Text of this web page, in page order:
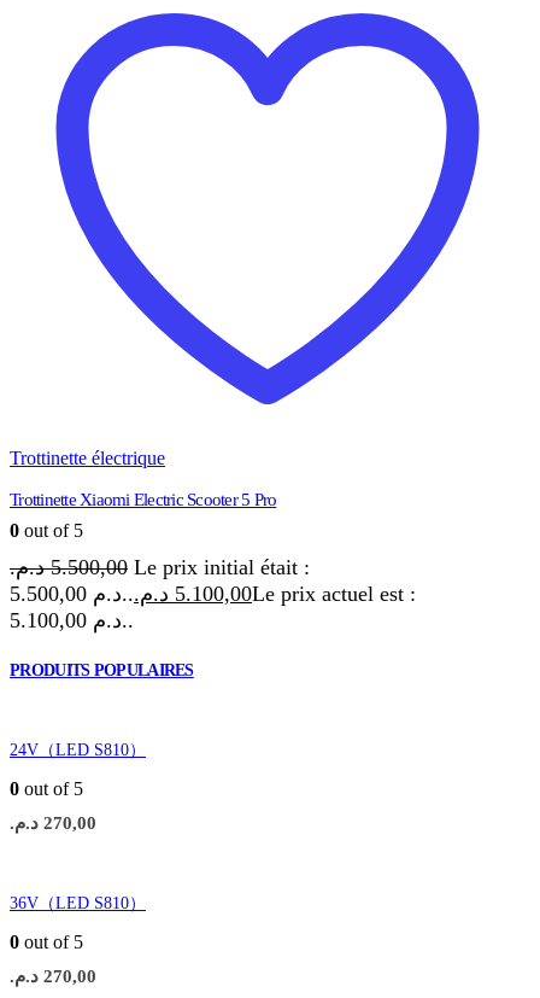
Trottinette électrique
Trottinette Xiaomi Electric Scooter 5 Pro
0 out of 5
5.500,00 د.م.
Le prix initial était :
5.500,00 د.م..
5.100,00 د.م.
Le prix actuel est :
5.100,00 د.م..
PRODUITS POPULAIRES
24V（LED S810）
0 out of 5
270,00 د.م.
36V（LED S810）
0 out of 5
270,00 د.م.